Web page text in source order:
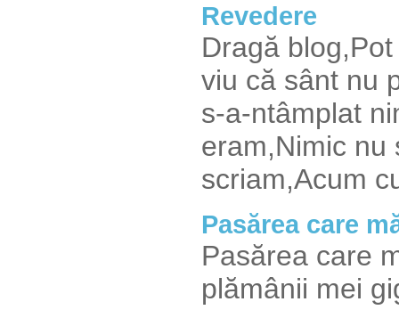
Revedere
Dragă
viu că sânt nu
s-a-ntâmplat
eram,Nimic nu
scriam,Acum
Pasărea care
Pasărea care
plămânii mei